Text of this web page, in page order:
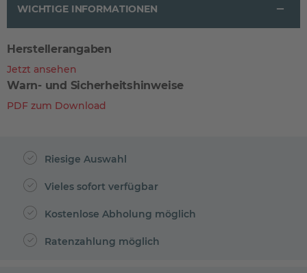
WICHTIGE INFORMATIONEN
Herstellerangaben
Jetzt ansehen
Warn- und Sicherheitshinweise
PDF zum Download
Riesige Auswahl
Vieles sofort verfügbar
Kostenlose Abholung möglich
Ratenzahlung möglich